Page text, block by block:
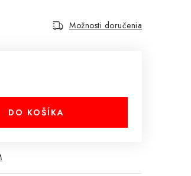
Možnosti doručenia
DO KOŠÍKA